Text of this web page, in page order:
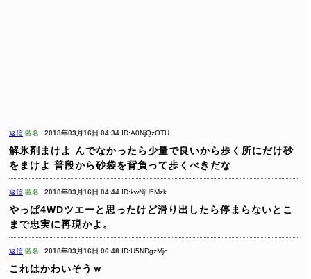
返信 匿名 2018年03月16日 04:34 ID:A0NjQzOTU
解氷剤まけよ んでなかったら少量で良いから歩く所にだけ砂
をまけよ 普段から砂袋を背負って歩くべきだな
返信 匿名 2018年03月16日 04:44 ID:kwNjU5Mzk
やっぱ4WDツエーと思ったけど滑り出したら停まらないとこ
まで忠実に再現かよ。
返信 匿名 2018年03月16日 06:48 ID:U5NDgzMjc
これはかわいそうｗ